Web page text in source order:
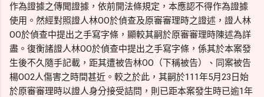
作為證據之傳聞證據，依前開法條規定，本應認不得作為證據
使用。然經對照證人林OO於偵查及原審審理時之證述，證人林
OO於偵查中提出之手寫字條，顯較其嗣於原審審理時陳述為詳
盡。復衡諸證人林OO於偵查中提出之手寫字條，係其於本案發
生後不久隨手記載，距其遭被告林OO（下稱被告）、同案被告
楊OO2人傷害之時間甚近。較之於此，其嗣於111年5月23日始
於原審審理時以證人身分接受詰問，則已距本案發生時已逾1年